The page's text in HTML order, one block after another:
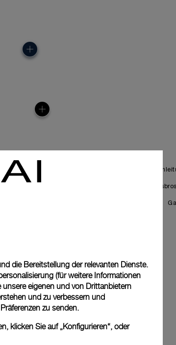
die Bereitstellung der relevanten Dienste.
(für weitere Informationen
unsere eigenen und von Drittanbietern
und zu verbessern und
zu senden.
klicken Sie auf „Konfigurieren“, oder